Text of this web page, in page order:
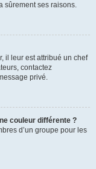
sûrement ses raisons.
il leur est attribué un chef
contactez
privé.
couleur différente ?
d’un groupe pour les